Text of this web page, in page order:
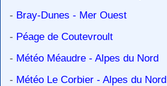
- Bray-Dunes - Mer Ouest
- Péage de Coutevroult
- Météo Méaudre - Alpes du Nord
- Météo Le Corbier - Alpes du Nord